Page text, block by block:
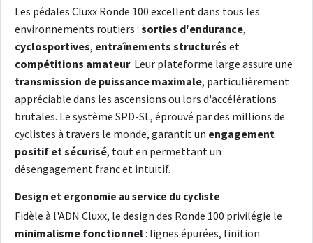
Les pédales Cluxx Ronde 100 excellent dans tous les
environnements routiers : sorties d'endurance,
cyclosportives, entraînements structurés et
compétitions amateur. Leur plateforme large assure une
transmission de puissance maximale, particulièrement
appréciable dans les ascensions ou lors d'accélérations
brutales. Le système SPD-SL, éprouvé par des millions de
cyclistes à travers le monde, garantit un engagement
positif et sécurisé, tout en permettant un
désengagement franc et intuitif.
Design et ergonomie au service du cycliste
Fidèle à l'ADN Cluxx, le design des Ronde 100 privilégie le
minimalisme fonctionnel: lignes épurées, finition